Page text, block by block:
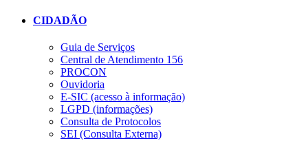
CIDADÃO
Guia de Serviços
Central de Atendimento 156
PROCON
Ouvidoria
E-SIC (acesso à informação)
LGPD (informações)
Consulta de Protocolos
SEI (Consulta Externa)